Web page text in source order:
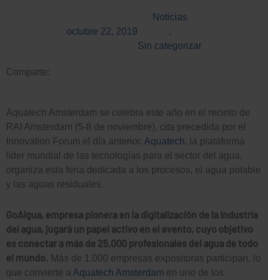
octubre 22, 2019
Noticias
,
Sin categorizar
Comparte:
Aquatech Amsterdam se celebra este año en el recinto de
RAI Amsterdam (5-8 de noviembre), cita precedida por el
Innovation Forum el día anterior. Aquatech, la plataforma
líder mundial de las tecnologías para el sector del agua,
organiza esta feria dedicada a los procesos, el agua potable
y las aguas residuales.
GoAigua, empresa pionera en la digitalización de la industria
del agua, jugará un papel activo en el evento, cuyo objetivo
es conectar a más de 25.000 profesionales del agua de todo
el mundo. Más de 1.000 empresas expositoras participan, lo
que convierte a Aquatech Amsterdam en uno de los